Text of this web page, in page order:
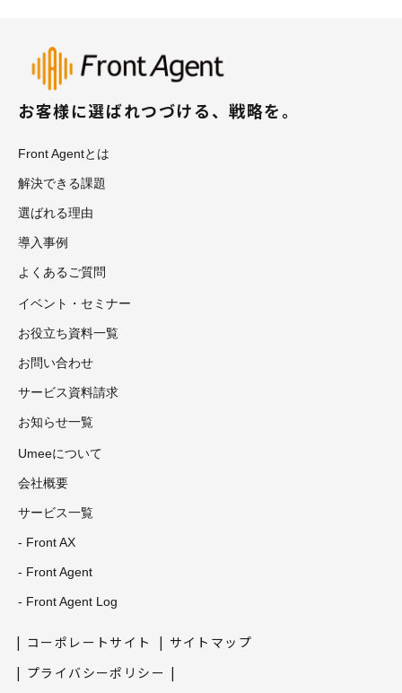
お客様に選ばれつづける、戦略を。
Front Agentとは
解決できる課題
選ばれる理由
導入事例
よくあるご質問
イベント・セミナー
お役立ち資料一覧
お問い合わせ
サービス資料請求
お知らせ一覧
Umeeについて
会社概要
サービス一覧
- Front AX
- Front Agent
- Front Agent Log
コーポレートサイト
サイトマップ
プライバシーポリシー